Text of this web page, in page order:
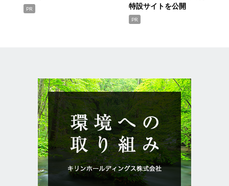
PR
特設サイトを公開
PR